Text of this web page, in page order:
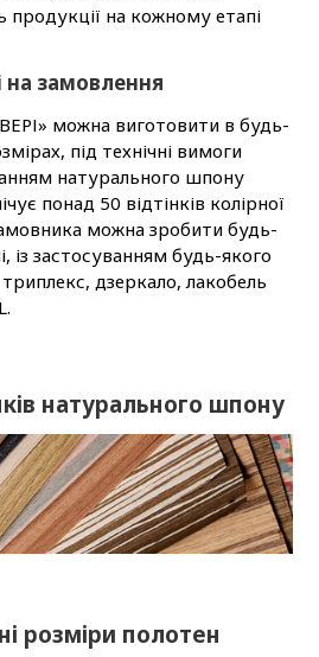
продукції на кожному етапі
на замовлення
можна виготовити в будь-
під технічні вимоги
натурального шпону
понад 50 відтінків колірної
можна зробити будь-
із застосуванням будь-якого
дзеркало, лакобель
натурального шпону
розміри полотен